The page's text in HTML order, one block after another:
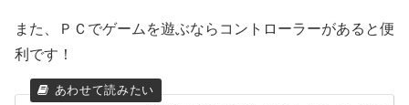
また、ＰＣでゲームを遊ぶならコントローラーがあると便
利です！